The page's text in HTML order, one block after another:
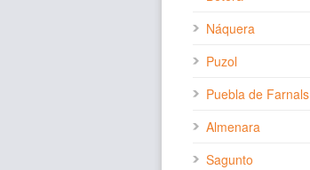
Náquera
Puzol
Puebla de Farnals
Almenara
Sagunto